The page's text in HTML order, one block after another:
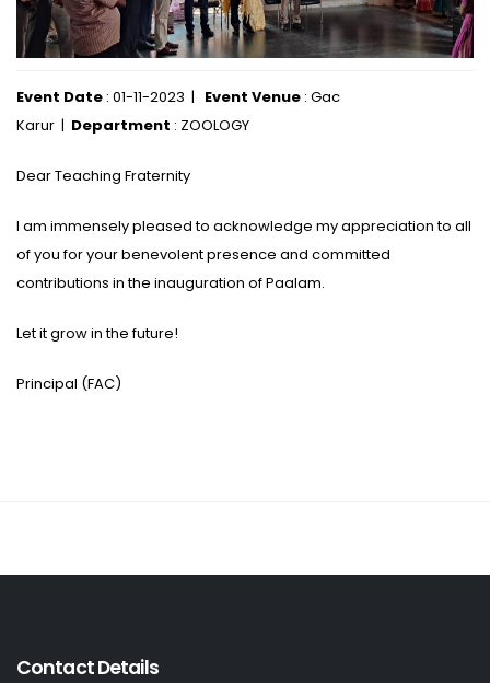
Event Date : 01-11-2023 | Event Venue : Gac
Karur | Department : ZOOLOGY
Dear Teaching Fraternity
I am immensely pleased to acknowledge my appreciation to all
of you for your benevolent presence and committed
contributions in the inauguration of Paalam.
Let it grow in the future!
Principal (FAC)
Contact Details